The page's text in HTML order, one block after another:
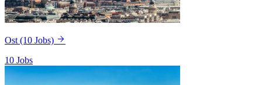
Ost (10 Jobs)
10 Jobs